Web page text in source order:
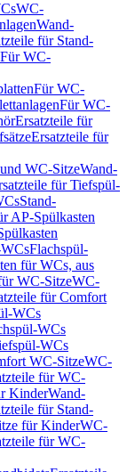
WC-
Wand-
für Stand-
Für WC-
Für WC-
Für WC-
Ersatzteile für
Ersatzteile für
WC-SitzeWand-
für Tiefspül-
Stand-
AP-Spülkasten
Flachspül-
für WCs, aus
WC-SitzeWC-
für Comfort
WCs
WCs
WCs
WC-SitzeWC-
für WC-
KinderWand-
für Stand-
für KinderWC-
für WC-